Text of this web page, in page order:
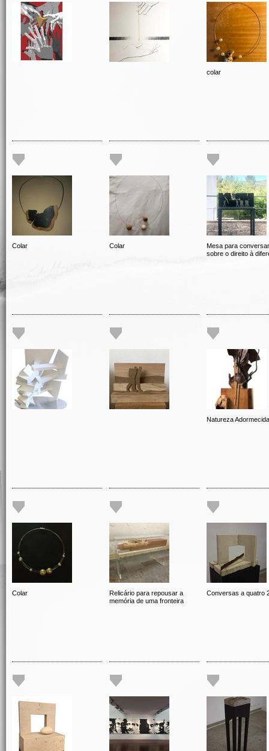
colar
Colar Colar
Mesa para conversar
sobre o direito à
Natureza Adormecida
Colar
Relicário para repousar a
memória de uma fronteira
Conversas a quatro